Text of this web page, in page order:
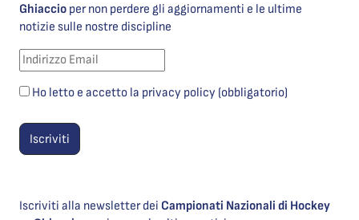
Ghiaccio per non perdere gli aggiornamenti e le ultime
notizie sulle nostre discipline
Ho letto e accetto la privacy policy (obbligatorio)
Iscriviti alla newsletter dei Campionati Nazionali di Hockey